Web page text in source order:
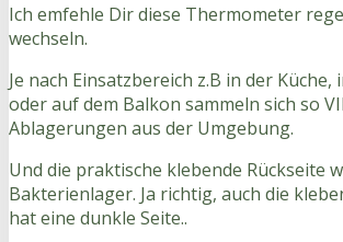
Ich emfehle Dir diese Thermometer
wechseln.
Je nach Einsatzbereich z.B in der
oder auf dem Balkon sammeln sich so
Ablagerungen aus der Umgebung.
Und die praktische klebende Rückseite
Bakterienlager. Ja richtig, auch die
hat eine dunkle Seite..